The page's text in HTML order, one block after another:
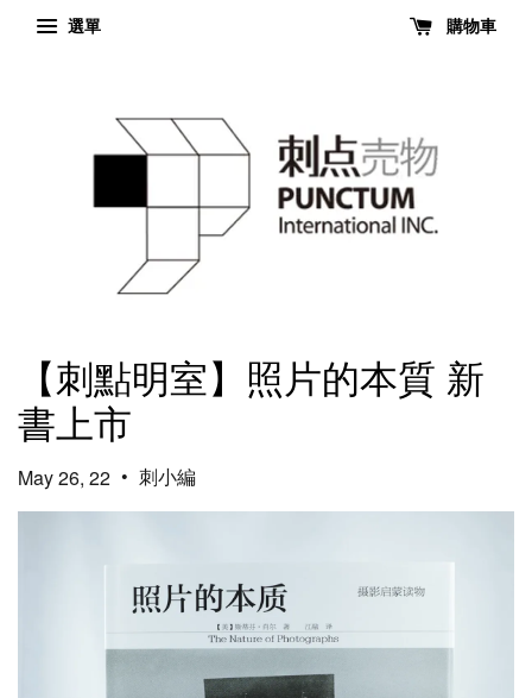
選單 購物車
【刺點明室】照片的本質 新
書上市
May 26, 22 • 刺小編